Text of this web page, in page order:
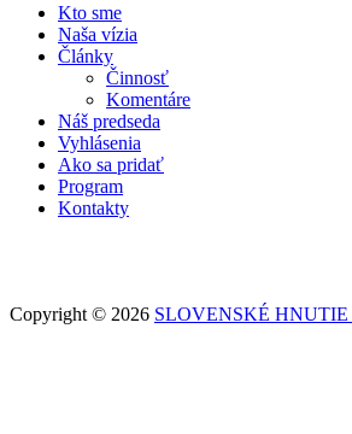
Kto sme
Naša vízia
Články
Činnosť
Komentáre
Náš predseda
Vyhlásenia
Ako sa pridať
Program
Kontakty
Copyright © 2026 SLOVENSKÉ